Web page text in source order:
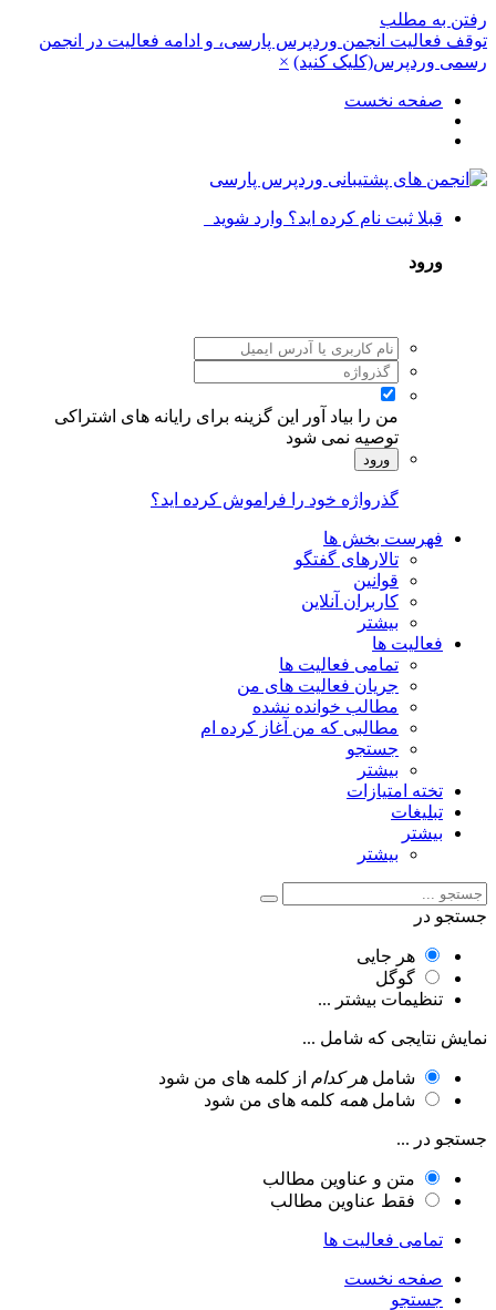
رفتن به مطلب
توقف فعالیت انجمن وردپرس پارسی، و ادامه فعالیت در انجمن
رسمی وردپرس(کلیک کنید) ×
صفحه نخست
قبلا ثبت نام کرده اید؟ وارد شوید
ورود
من را بیاد آور
این گزینه برای رایانه های اشتراکی
توصیه نمی شود
ورود
گذرواژه خود را فراموش کرده اید؟
فهرست بخش ها
تالارهای گفتگو
قوانین
کاربران آنلاین
بیشتر
فعالیت ها
تمامی فعالیت ها
جریان فعالیت های من
مطالب خوانده نشده
مطالبی که من آغاز کرده ام
جستجو
بیشتر
تخته امتیازات
تبلیغات
بیشتر
بیشتر
جستجو در
هر جایی
گوگل
تنظیمات بیشتر ...
نمایش نتایجی که شامل ...
شامل هر کدام از کلمه های من شود
شامل همه کلمه های من شود
جستجو در ...
متن و عناوین مطالب
فقط عناوین مطالب
تمامی فعالیت ها
صفحه نخست
جستجو